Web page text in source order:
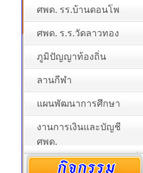
ศพด. รร.บ้านดอนโพ
ศพด. ร.ร.วัดลาวทอง
ภูมิปัญญาท้องถิ่น
ลานกีฬา
แผนพัฒนาการศึกษา
งานการเงินและบัญชี
ศพด.